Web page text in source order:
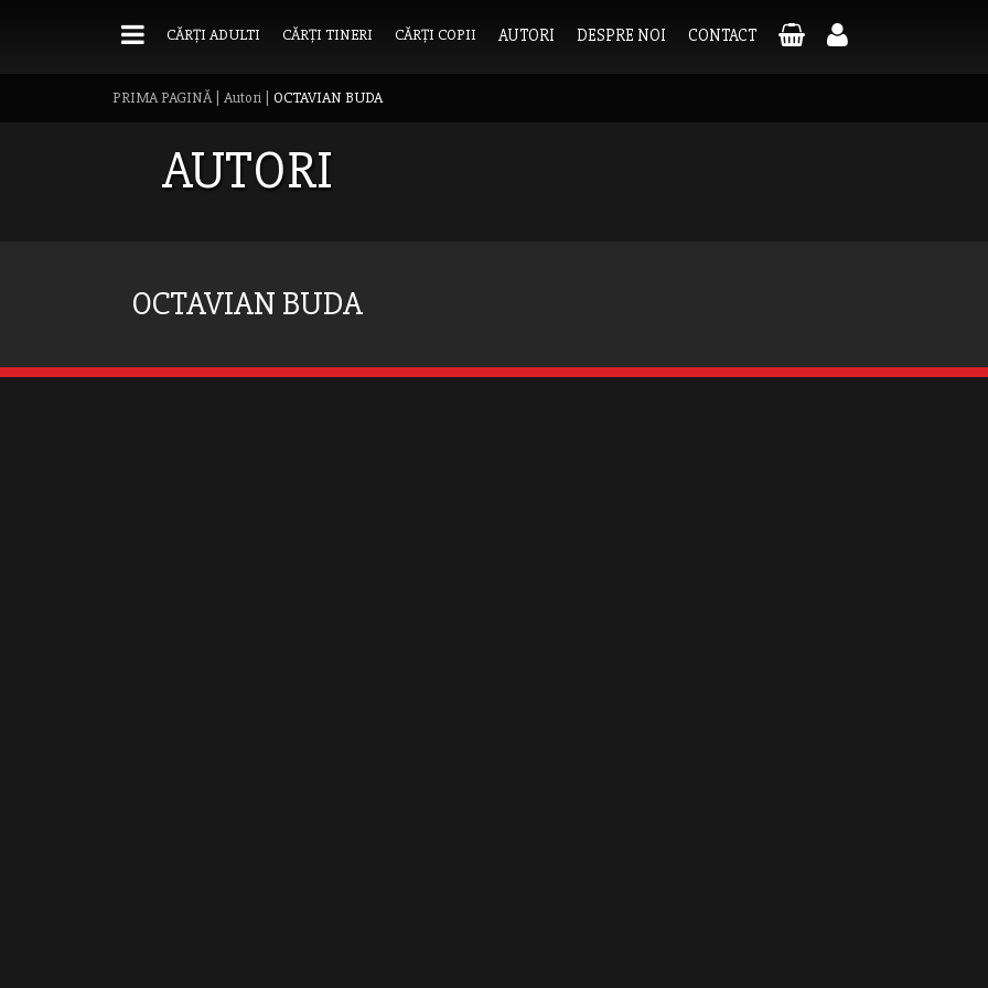
CĂRȚI ADULTI CĂRȚI TINERI CĂRȚI COPII AUTORI DESPRE NOI CONTACT
PRIMA PAGINĂ| Autori| OCTAVIAN BUDA
AUTORI
OCTAVIAN BUDA